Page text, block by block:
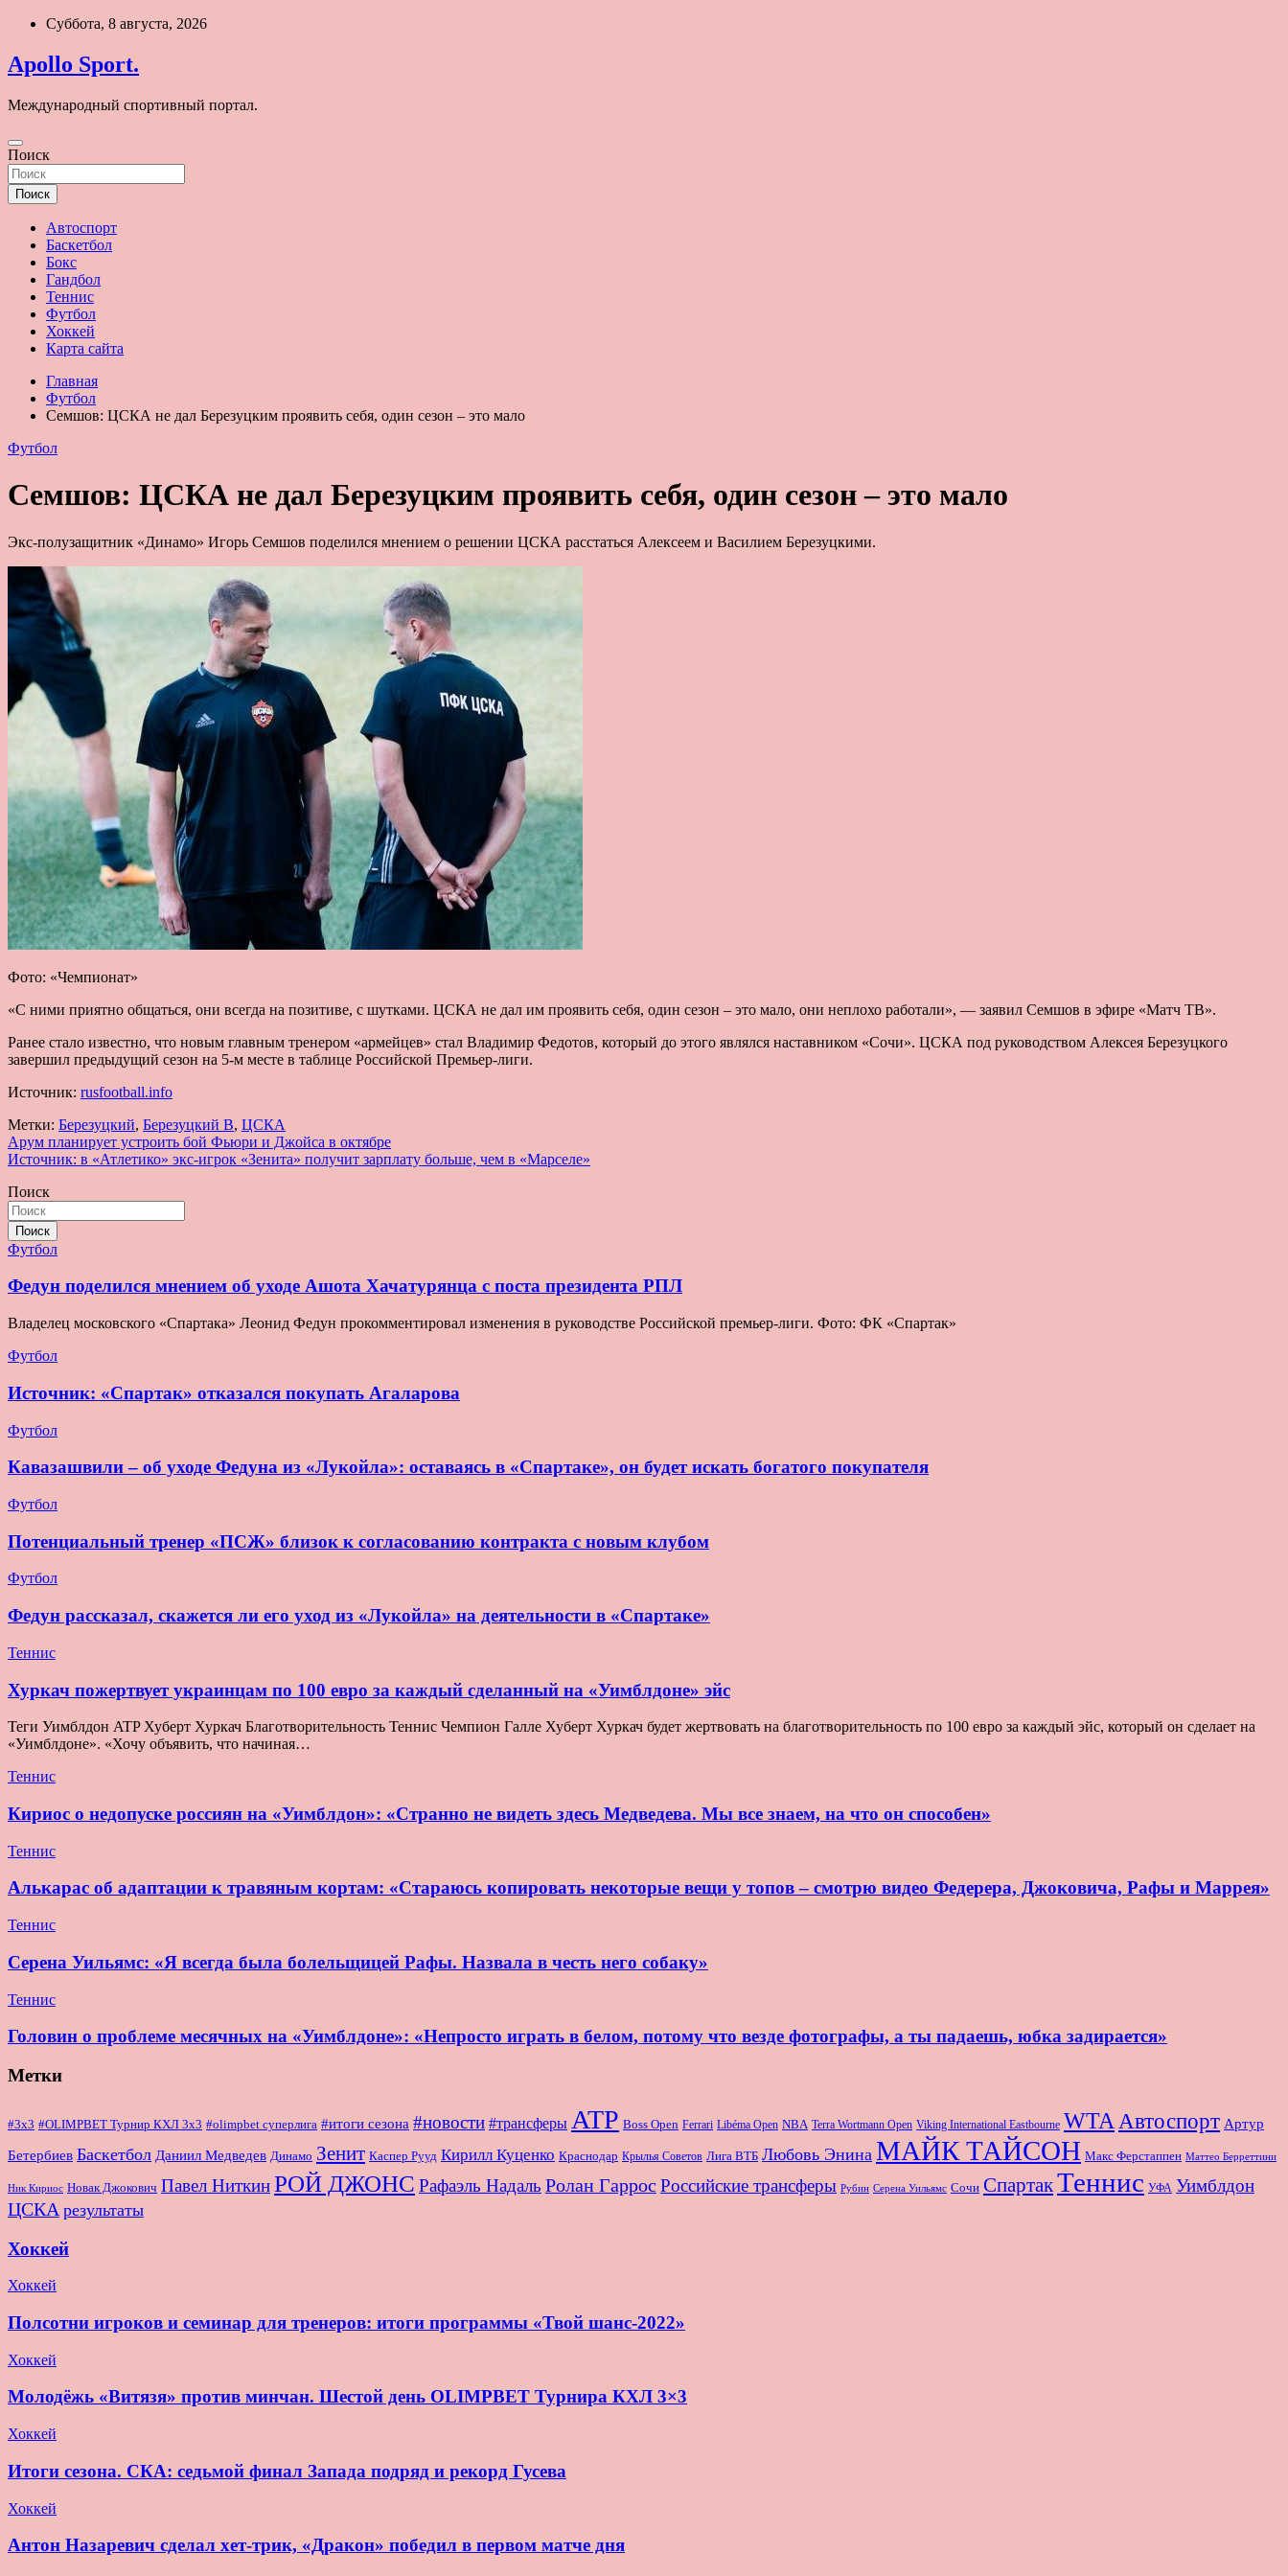
Перейти
содержимому
Суббота, 8 августа, 2026
Apollo Sport.
Международный спортивный портал.
Поиск
Поиск
Автоспорт
Баскетбол
Бокс
Гандбол
Теннис
Футбол
Хоккей
Карта сайта
Главная
Футбол
Семшов: ЦСКА не дал Березуцким проявить себя, один сезон – это мало
Футбол
Семшов: ЦСКА не дал Березуцким проявить себя, один сезон – это мало
Экс-полузащитник «Динамо» Игорь Семшов поделился мнением о решении ЦСКА расстаться Алексеем и Василием Березуцкими.
Фото: «Чемпионат»
«С ними приятно общаться, они всегда на позитиве, с шутками. ЦСКА не дал им проявить себя, один сезон – это мало, они неплохо работали», — заявил Семшов в эфире «Матч ТВ».
Ранее стало известно, что новым главным тренером «армейцев» стал Владимир Федотов, который до этого являлся наставником «Сочи». ЦСКА под руководством Алексея Березуцкого
завершил предыдущий сезон на 5-м месте в таблице Российской Премьер-лиги.
Источник: rusfootball.info
Метки: Березуцкий, Березуцкий В, ЦСКА
Навигация
по
записям
Арум планирует устроить бой Фьюри и Джойса в октябре
Источник: в «Атлетико» экс-игрок «Зенита» получит зарплату больше, чем в «Марселе»
Поиск
Поиск
Футбол
Федун поделился мнением об уходе Ашота Хачатурянца с поста президента РПЛ
Владелец московского «Спартака» Леонид Федун прокомментировал изменения в руководстве Российской премьер-лиги. Фото: ФК «Спартак»
Футбол
Источник: «Спартак» отказался покупать Агаларова
Футбол
Кавазашвили – об уходе Федуна из «Лукойла»: оставаясь в «Спартаке», он будет искать богатого покупателя
Футбол
Потенциальный тренер «ПСЖ» близок к согласованию контракта с новым клубом
Футбол
Федун рассказал, скажется ли его уход из «Лукойла» на деятельности в «Спартаке»
Теннис
Хуркач пожертвует украинцам по 100 евро за каждый сделанный на «Уимблдоне» эйс
Теги Уимблдон ATP Хуберт Хуркач Благотворительность Теннис Чемпион Галле Хуберт Хуркач будет жертвовать на благотворительность по 100 евро за каждый эйс, который он сделает на
«Уимблдоне». «Хочу объявить, что начиная…
Теннис
Кириос о недопуске россиян на «Уимблдон»: «Странно не видеть здесь Медведева. Мы все знаем, на что он способен»
Теннис
Алькарас об адаптации к травяным кортам: «Стараюсь копировать некоторые вещи у топов – смотрю видео Федерера, Джоковича, Рафы и Маррея»
Теннис
Серена Уильямс: «Я всегда была болельщицей Рафы. Назвала в честь него собаку»
Теннис
Головин о проблеме месячных на «Уимблдоне»: «Непросто играть в белом, потому что везде фотографы, а ты падаешь, юбка задирается»
Метки
#3x3 #OLIMPBET Турнир КХЛ 3x3 #olimpbet суперлига #итоги сезона #новости #трансферы ATP Boss Open Ferrari Libéma Open NBA Terra Wortmann Open Viking International Eastbourne WTA Автоспорт Артур
Бетербиев Баскетбол Даниил Медведев Динамо Зенит Каспер Рууд Кирилл Куценко Краснодар Крылья Советов Лига ВТБ Любовь Энина МАЙК ТАЙСОН Макс Ферстаппен Маттео Берреттини
Ник Кириос Новак Джокович Павел НиткинРОЙ ДЖОНС Рафаэль Надаль Ролан Гаррос Российские трансферы Рубин Серена Уильямс Сочи СпартакТеннис УФА Уимблдон
ЦСКА результаты
Хоккей
Хоккей
Полсотни игроков и семинар для тренеров: итоги программы «Твой шанс-2022»
Хоккей
Молодёжь «Витязя» против минчан. Шестой день OLIMPBET Турнира КХЛ 3×3
Хоккей
Итоги сезона. СКА: седьмой финал Запада подряд и рекорд Гусева
Хоккей
Антон Назаревич сделал хет-трик, «Дракон» победил в первом матче дня